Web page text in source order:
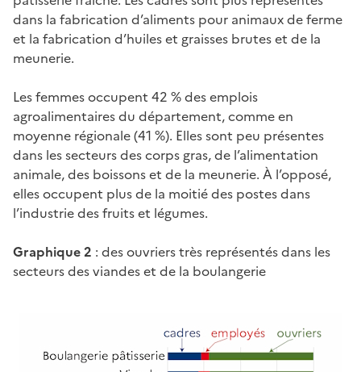
dans la fabrication d’aliments pour animaux de ferme
et la fabrication d’huiles et graisses brutes et de la
meunerie.
Les femmes occupent 42 % des emplois
agroalimentaires du département, comme en
moyenne régionale (41 %). Elles sont peu présentes
dans les secteurs des corps gras, de l’alimentation
animale, des boissons et de la meunerie. À l’opposé,
elles occupent plus de la moitié des postes dans
l’industrie des fruits et légumes.
Graphique 2 : des ouvriers très représentés dans les
secteurs des viandes et de la boulangerie